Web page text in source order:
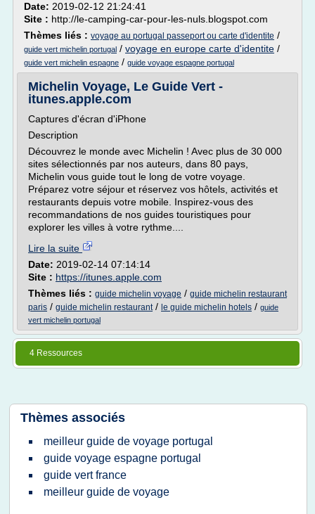
Date: 2019-02-12 21:24:41
Site : http://le-camping-car-pour-les-nuls.blogspot.com
Thèmes liés : voyage au portugal passeport ou carte d'identite /
guide vert michelin portugal / voyage en europe carte d'identite /
guide vert michelin espagne / guide voyage espagne portugal
Michelin Voyage, Le Guide Vert -
itunes.apple.com
Captures d'écran d'iPhone
Description
Découvrez le monde avec Michelin ! Avec plus de 30 000
sites sélectionnés par nos auteurs, dans 80 pays,
Michelin vous guide tout le long de votre voyage.
Préparez votre séjour et réservez vos hôtels, activités et
restaurants depuis votre mobile. Inspirez-vous des
recommandations de nos guides touristiques pour
explorer les villes à votre rythme....
Lire la suite
Date: 2019-02-14 07:14:14
Site : https://itunes.apple.com
Thèmes liés : guide michelin voyage / guide michelin restaurant
paris / guide michelin restaurant/ le guide michelin hotels / guide
vert michelin portugal
4 Ressources
Thèmes associés
meilleur guide de voyage portugal
guide voyage espagne portugal
guide vert france
meilleur guide de voyage